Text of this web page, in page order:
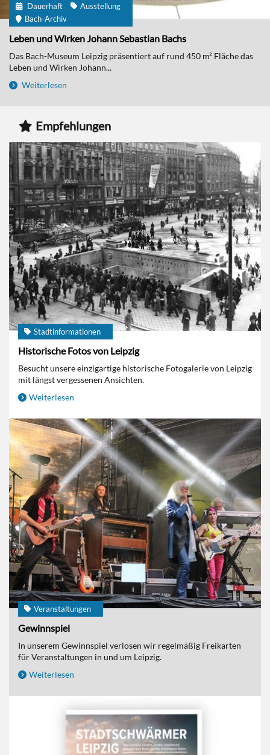
Dauerhaft
Ausstellung
Bach-Archiv
Leben und Wirken Johann Sebastian Bachs
Das Bach-Museum Leipzig präsentiert auf rund 450 m² Fläche das
Leben und Wirken Johann...
Weiterlesen
Empfehlungen
Stadtinformationen
Historische Fotos von Leipzig
Besucht unsere einzigartige historische Fotogalerie von Leipzig
mit längst vergessenen Ansichten.
Weiterlesen
Veranstaltungen
Gewinnspiel
In unserem Gewinnspiel verlosen wir regelmäßig Freikarten
für Veranstaltungen in und um Leipzig.
Weiterlesen